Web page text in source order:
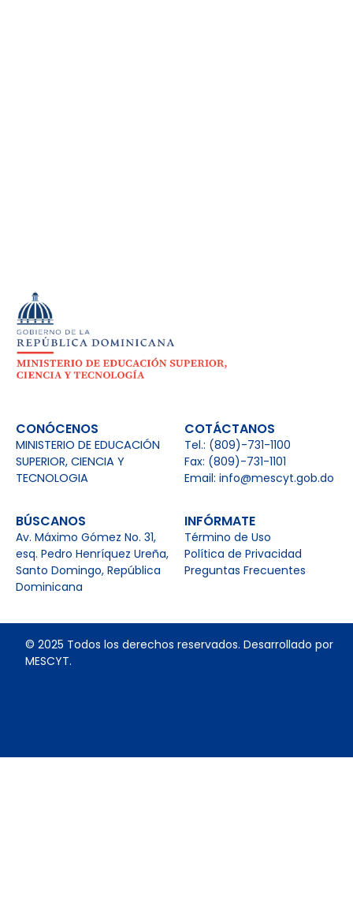
CONÓCENOS
MINISTERIO DE EDUCACIÓN
SUPERIOR, CIENCIA Y
TECNOLOGIA
COTÁCTANOS
Tel.: (809)-731-1100
Fax: (809)-731-1101
Email: info@mescyt.gob.do
BÚSCANOS
Av. Máximo Gómez No. 31,
esq. Pedro Henríquez Ureña,
Santo Domingo, República
Dominicana
INFÓRMATE
Término de Uso
Política de Privacidad
Preguntas Frecuentes
© 2025 Todos los derechos reservados. Desarrollado por
MESCYT.